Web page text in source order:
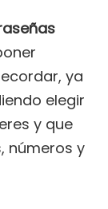
ya
elegir
y que
números y